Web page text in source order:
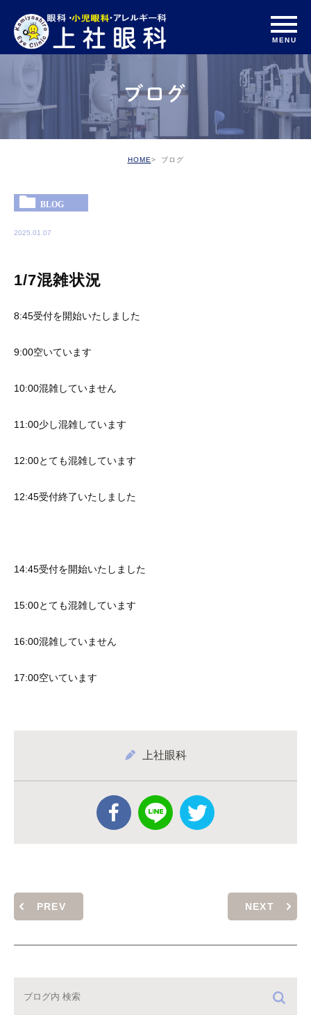
ブログ
HOME ブログ
BLOG
2025.01.07
1/7混雑状況
8:45受付を開始いたしました
9:00空いています
10:00混雑していません
11:00少し混雑しています
12:00とても混雑しています
12:45受付終了いたしました
14:45受付を開始いたしました
15:00とても混雑しています
16:00混雑していません
17:00空いています
上社眼科
PREV NEXT